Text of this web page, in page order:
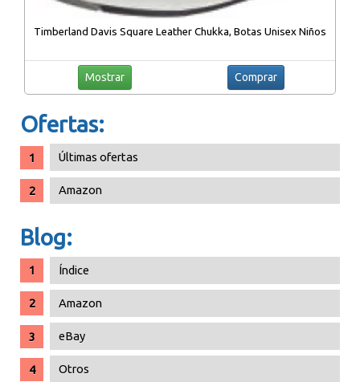
Timberland Davis Square Leather Chukka, Botas Unisex Niños
Mostrar Comprar
Ofertas:
Últimas ofertas
Amazon
Blog:
Índice
Amazon
eBay
Otros